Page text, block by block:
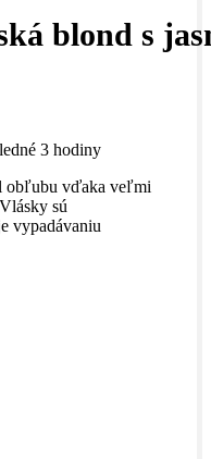
blond s
3 hodiny
obľubu vďaka veľmi
sú
vypadávaniu